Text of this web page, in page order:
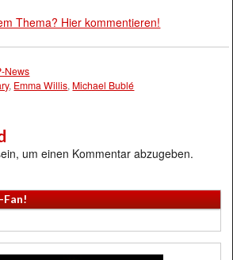
Thema? Hier kommentieren!
News
, Emma Willis, Michael Bublé
um einen Kommentar abzugeben.